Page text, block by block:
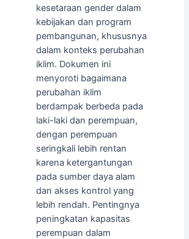
kesetaraan gender dalam
kebijakan dan program
pembangunan, khususnya
dalam konteks perubahan
iklim. Dokumen ini
menyoroti bagaimana
perubahan iklim
berdampak berbeda pada
laki-laki dan perempuan,
dengan perempuan
seringkali lebih rentan
karena ketergantungan
pada sumber daya alam
dan akses kontrol yang
lebih rendah. Pentingnya
peningkatan kapasitas
perempuan dalam